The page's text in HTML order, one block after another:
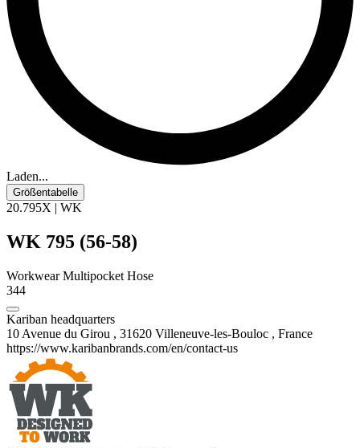
Laden...
Größentabelle
20.795X | WK
WK 795 (56-58)
Workwear Multipocket Hose
344
Kariban headquarters
10 Avenue du Girou , 31620 Villeneuve-les-Bouloc , France
https://www.karibanbrands.com/en/contact-us